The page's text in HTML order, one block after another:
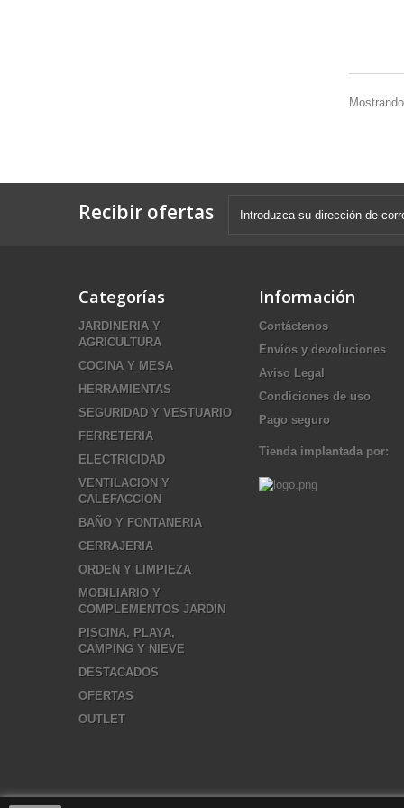
Recibir ofertas
Categorías
JARDINERIA Y
AGRICULTURA
COCINA Y MESA
HERRAMIENTAS
SEGURIDAD Y VESTUARIO
FERRETERIA
ELECTRICIDAD
VENTILACION Y
CALEFACCION
BAÑO Y FONTANERIA
CERRAJERIA
ORDEN Y LIMPIEZA
MOBILIARIO Y
COMPLEMENTOS JARDIN
PISCINA, PLAYA,
CAMPING Y NIEVE
DESTACADOS
OFERTAS
OUTLET
Información
Contáctenos
Envíos y devoluciones
Aviso Legal
Condiciones de uso
Pago seguro
Tienda implantada por: